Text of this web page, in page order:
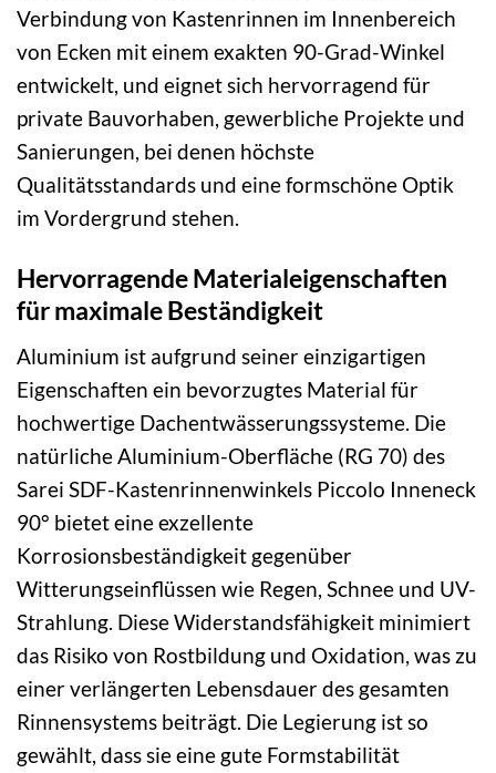
Verbindung von Kastenrinnen im Innenbereich
von Ecken mit einem exakten 90-Grad-Winkel
entwickelt, und eignet sich hervorragend für
private Bauvorhaben, gewerbliche Projekte und
Sanierungen, bei denen höchste
Qualitätsstandards und eine formschöne Optik
im Vordergrund stehen.
Hervorragende Materialeigenschaften
für maximale Beständigkeit
Aluminium ist aufgrund seiner einzigartigen
Eigenschaften ein bevorzugtes Material für
hochwertige Dachentwässerungssysteme. Die
natürliche Aluminium-Oberfläche (RG 70) des
Sarei SDF-Kastenrinnenwinkels Piccolo Inneneck
90° bietet eine exzellente
Korrosionsbeständigkeit gegenüber
Witterungseinflüssen wie Regen, Schnee und UV-
Strahlung. Diese Widerstandsfähigkeit minimiert
das Risiko von Rostbildung und Oxidation, was zu
einer verlängerten Lebensdauer des gesamten
Rinnensystems beiträgt. Die Legierung ist so
gewählt, dass sie eine gute Formstabilität